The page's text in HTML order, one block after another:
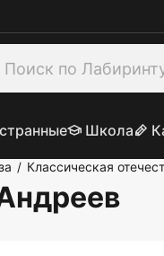
Школа
/ Классическая